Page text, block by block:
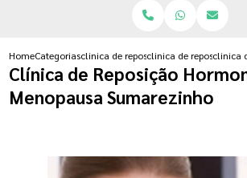
HomeCategoriasclinica de reposicao hormonal
clinica de reposicao
clinica
Clínica de Reposição
Menopausa Sumarezinho